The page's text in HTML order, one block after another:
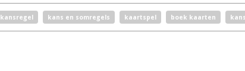
kansregel kans en somregels kaartspel boek kaarten